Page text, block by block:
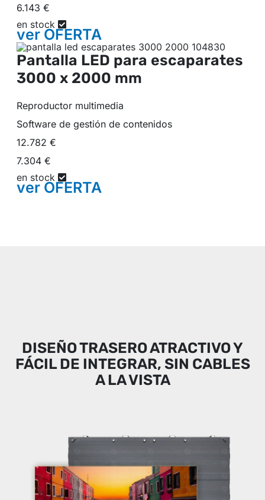
6.143 €
en stock
verOFERTA
Pantalla LED para escaparates
3000 x 2000 mm
Reproductor multimedia
Software de gestión de contenidos
12.782 €
7.304 €
en stock
verOFERTA
DISEÑO TRASERO ATRACTIVO Y
FÁCIL DE INTEGRAR, SIN CABLES
A LA VISTA